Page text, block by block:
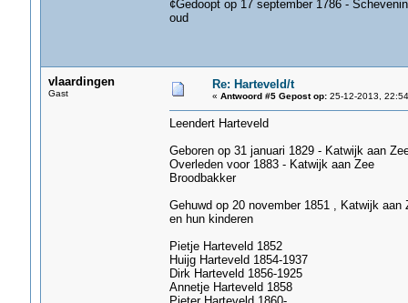
¢Gedoopt op 17 september 1786 -
oud
vlaardingen
Gast
Re: Harteveld/t
« Antwoord #5 Gepost op:25-12-2013,
Leendert Harteveld
Geboren op 31 januari 1829 - Katwijk aan
Overleden voor 1883 - Katwijk aan Zee
Broodbakker
Gehuwd op 20 november 1851 , Katwijk
en hun kinderen
Pietje Harteveld 1852
Huijg Harteveld 1854-1937
Dirk Harteveld 1856-1925
Annetje Harteveld 1858